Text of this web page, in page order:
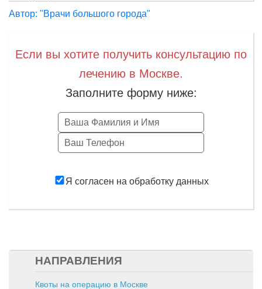
Автор: "Врачи большого города"
Если вы хотите получить консультацию по
лечению в Москве.
Заполните форму ниже:
Я согласен на обработку данных
НАПРАВЛЕНИЯ
Квоты на операцию в Москве